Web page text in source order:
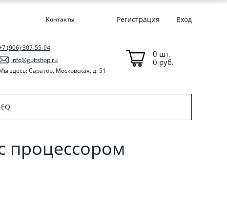
Контакты Регистрация Вход
(906) 307-55-94
info@guitshop.ru
здесь: Саратов, Московская, д. 51
0 шт.
0 руб.
процессором